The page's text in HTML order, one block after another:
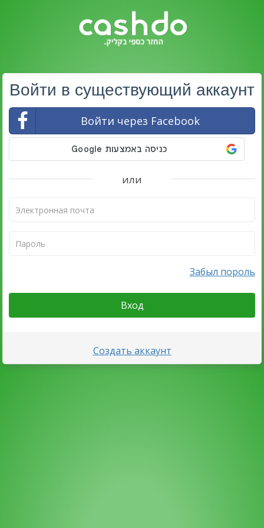
Войти в существующий аккаунт
Войти через Facebook
или
Забыл пороль
Вход
Создать аккаунт